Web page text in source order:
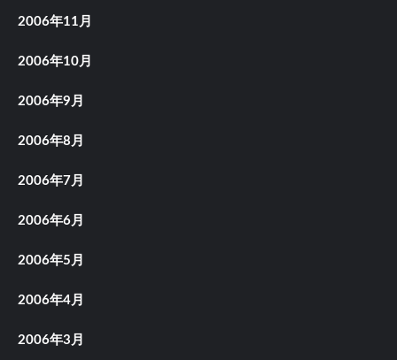
2006年11月
2006年10月
2006年9月
2006年8月
2006年7月
2006年6月
2006年5月
2006年4月
2006年3月